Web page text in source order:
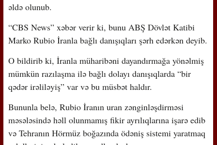
əldə olunub.
“CBS News” xəbər verir ki, bunu ABŞ Dövlət Katibi
Marko Rubio İranla bağlı danışıqları şərh edərkən deyib.
O bildirib ki, İranla müharibəni dayandırmağa yönəlmiş
mümkün razılaşma ilə bağlı dolayı danışıqlarda “bir
qədər irəliləyiş” var və bu müsbət haldır.
Bununla belə, Rubio İranın uran zənginləşdirməsi
məsələsində həll olunmamış fikir ayrılıqlarına işarə edib
və Tehranın Hörmüz boğazında ödəniş sistemi yaratmaq